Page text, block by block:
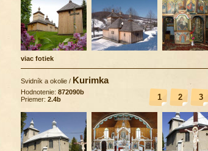
viac fotiek
Svidník a okolie / Kurimka
1 2 3
Hodnotenie: 872090b
Priemer: 2.4b